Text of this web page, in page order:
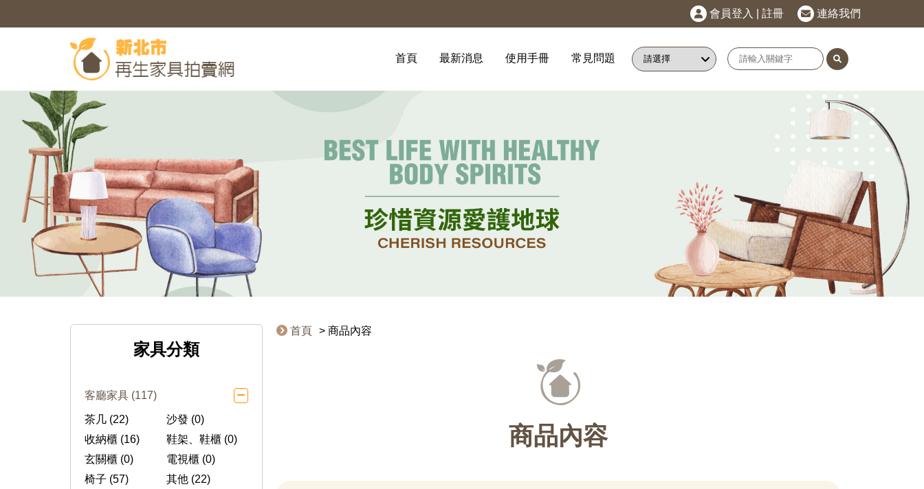
會員登入 註冊 連絡我們
首頁 最新消息 使用手冊 常見問題
家具分類
客廳家具 (117)
茶几 (22)
沙發 (0)
收納櫃 (16)
鞋架、鞋櫃 (0)
玄關櫃 (0)
電視櫃 (0)
椅子 (57)
其他 (22)
首頁 商品內容
商品內容